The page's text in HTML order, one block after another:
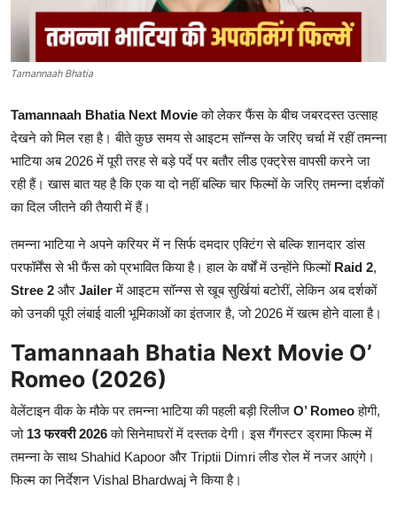
Education
Tamannaah Bhatia
Tamannaah Bhatia Next Movieको लेकर फैंस के बीच जबरदस्त उत्साह
देखने को मिल रहा है। बीते कुछ समय से आइटम सॉन्ग्स के जरिए चर्चा में रहीं तमन्ना
भाटिया अब 2026 में पूरी तरह से बड़े पर्दे पर बतौर लीड एक्ट्रेस वापसी करने जा
रही हैं। खास बात यह है कि एक या दो नहीं बल्कि चार फिल्मों के जरिए तमन्ना दर्शकों
का दिल जीतने की तैयारी में हैं।
तमन्ना भाटिया ने अपने करियर में न सिर्फ दमदार एक्टिंग से बल्कि शानदार डांस
परफॉर्मेंस से भी फैंस को प्रभावित किया है। हाल के वर्षों में उन्होंने फिल्मों Raid 2,
Stree 2 और Jailerमें आइटम सॉन्ग्स से खूब सुर्खियां बटोरीं, लेकिन अब दर्शकों
को उनकी पूरी लंबाई वाली भूमिकाओं का इंतजार है, जो 2026 में खत्म होने वाला है।
Tamannaah Bhatia Next Movie O’
Romeo (2026)
वेलेंटाइन वीक के मौके पर तमन्ना भाटिया की पहली बड़ी रिलीज O’ Romeoहोगी,
जो 13 फरवरी 2026को सिनेमाघरों में दस्तक देगी। इस गैंगस्टर ड्रामा फिल्म में
तमन्ना के साथ Shahid Kapoor और Triptii Dimriलीड रोल में नजर आएंगे।
फिल्म का निर्देशन Vishal Bhardwajने किया है।